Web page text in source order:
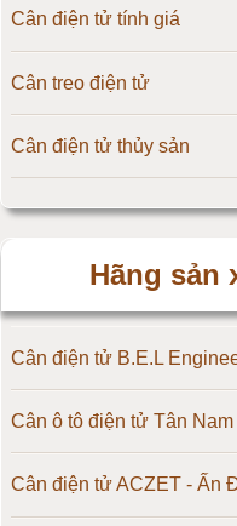
Cân điện tử tính giá
Cân treo điện tử
Cân điện tử thủy sản
Hãng sản
Cân điện tử B.E.L
Cân ô tô điện tử Tân Nam
Cân điện tử ACZET - Ấn